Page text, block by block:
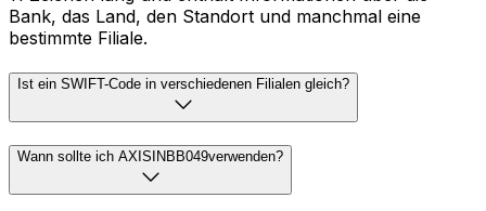
Bank, das Land, den Standort und manchmal eine
bestimmte Filiale.
Ist ein SWIFT-Code in verschiedenen Filialen gleich?
Wann sollte ich AXISINBB049verwenden?